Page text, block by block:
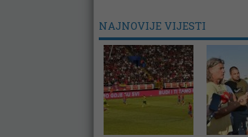
NAJNOVIJE VIJESTI